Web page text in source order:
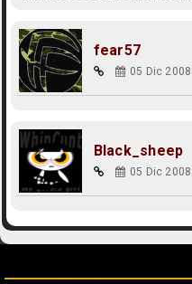
fear57
05 Dic 2008
Black_sheep
05 Dic 2008